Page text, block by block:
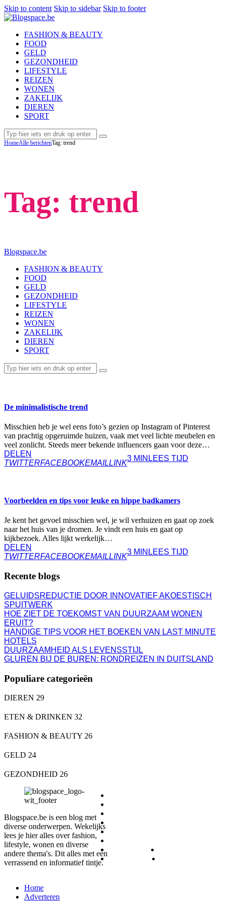
Skip to content Skip to sidebar Skip to footer
FASHION & BEAUTY
FOOD
GELD
GEZONDHEID
LIFESTYLE
REIZEN
WONEN
ZAKELIJK
DIEREN
SPORT
Tag: trend
HomeAlle berichtenTag: trend
Blogspace.be
FASHION & BEAUTY
FOOD
GELD
GEZONDHEID
LIFESTYLE
REIZEN
WONEN
ZAKELIJK
DIEREN
SPORT
De minimalistische trend
Misschien heb je wel eens foto’s gezien op Instagram of Pinterest
van prachtig opgeruimde huizen, vaak met veel lichte meubelen en
veel zonlicht. Steeds meer bekende influencers gaan voor deze…
DELEN
TWITTERFACEBOOKEMAILLINK
3 MIN LEES TIJD
Voorbeelden en tips voor leuke en hippe badkamers
Je kent het gevoel misschien wel, je wil verhuizen en gaat op zoek
naar het huis van je dromen. Je vindt een huis en gaat op
kijkbezoek. Alles lijkt werkelijk…
DELEN
TWITTERFACEBOOKEMAILLINK
3 MIN LEES TIJD
Recente blogs
GELUIDSREDUCTIE DOOR INNOVATIEF AKOESTISCH
SPUITWERK
HOE ZIET DE TOEKOMST VAN DUURZAAM WONEN
ERUIT?
HANDIGE TIPS VOOR HET BOEKEN VAN LAST MINUTE
HOTELS
DUURZAAMHEID ALS LEVENSSTIJL
GLUREN BIJ DE BUREN: RONDREIZEN IN DUITSLAND
Populiare categorieën
DIEREN 29
ETEN & DRINKEN 32
FASHION & BEAUTY 26
GELD 24
GEZONDHEID 26
Blogspace.be is een blog met
diverse onderwerpen. Wekelijks
lees je hier alles over fashion,
lifestyle, wonen en diverse
andere thema's. Dit alles met een
verrassend en informatief tintje.
Home
Adverteren